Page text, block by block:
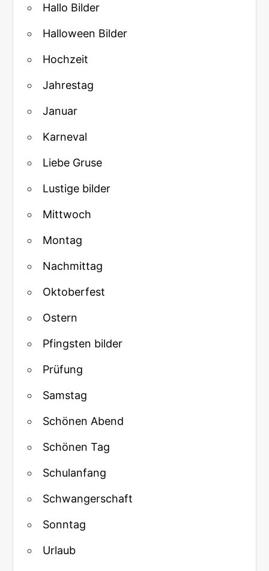
Hallo Bilder
Halloween Bilder
Hochzeit
Jahrestag
Januar
Karneval
Liebe Gruse
Lustige bilder
Mittwoch
Montag
Nachmittag
Oktoberfest
Ostern
Pfingsten bilder
Prüfung
Samstag
Schönen Abend
Schönen Tag
Schulanfang
Schwangerschaft
Sonntag
Urlaub